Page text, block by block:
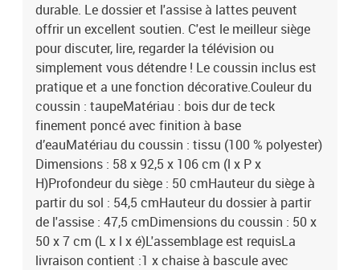
durable. Le dossier et l'assise à lattes peuvent
offrir un excellent soutien. C'est le meilleur siège
pour discuter, lire, regarder la télévision ou
simplement vous détendre ! Le coussin inclus est
pratique et a une fonction décorative.Couleur du
coussin : taupeMatériau : bois dur de teck
finement poncé avec finition à base
d’eauMatériau du coussin : tissu (100 % polyester)
Dimensions : 58 x 92,5 x 106 cm (l x P x
H)Profondeur du siège : 50 cmHauteur du siège à
partir du sol : 54,5 cmHauteur du dossier à partir
de l'assise : 47,5 cmDimensions du coussin : 50 x
50 x 7 cm (L x l x é)L'assemblage est requisLa
livraison contient :1 x chaise à bascule avec